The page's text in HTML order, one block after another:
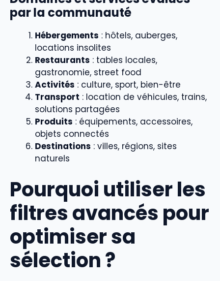
par la communauté
Hébergements : hôtels, auberges,
locations insolites
Restaurants : tables locales,
gastronomie, street food
Activités : culture, sport, bien-être
Transport : location de véhicules, trains,
solutions partagées
Produits : équipements, accessoires,
objets connectés
Destinations : villes, régions, sites
naturels
Pourquoi utiliser les
filtres avancés pour
optimiser sa
sélection ?